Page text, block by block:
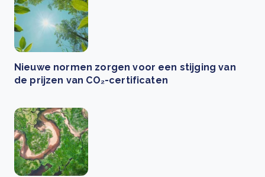
Nieuwe normen zorgen voor een stijging van
de prijzen van CO₂-certificaten